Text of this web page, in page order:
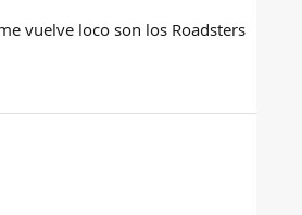
vuelve loco son los Roadsters